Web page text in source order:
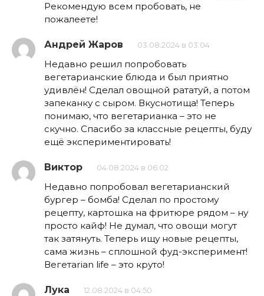
Рекомендую всем пробовать, не
пожалеете!
Андрей Жаров 03.08.2024 в 03:04
Недавно решил попробовать
вегетарианские блюда и был приятно
удивлён! Сделал овощной рататуй, а потом
запеканку с сыром. Вкуснотища! Теперь
понимаю, что вегетарианка – это не
скучно. Спасибо за классные рецепты, буду
ещё экспериментировать!
Виктор 04.08.2024 в 06:02
Недавно попробовал вегетарианский
бургер – бомба! Сделал по простому
рецепту, картошка на фритюре рядом – ну
просто кайф! Не думал, что овощи могут
так затянуть. Теперь ищу новые рецепты,
сама жизнь – сплошной фуд-эксперимент!
Вегетarian life – это круто!
Лука 12.08.2024 в 04:50